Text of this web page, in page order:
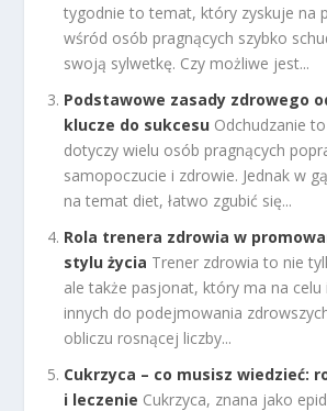
tygodnie to temat, który zyskuje na
wśród osób pragnących szybko
swoją sylwetkę. Czy możliwe jest...
Podstawowe zasady zdrowego
klucze do sukcesu Odchudzanie
dotyczy wielu osób pragnących
samopoczucie i zdrowie. Jednak w
na temat diet, łatwo zgubić się...
Rola trenera zdrowia w
stylu życia Trener zdrowia to nie
ale także pasjonat, który ma na celu
innych do podejmowania
obliczu rosnącej liczby...
Cukrzyca – co musisz wiedzieć:
i leczenie Cukrzyca, znana jako